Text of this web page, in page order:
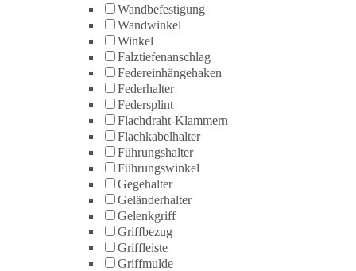
Wandbefestigung
Wandwinkel
Winkel
Falztiefenanschlag
Federeinhängehaken
Federhalter
Federsplint
Flachdraht-Klammern
Flachkabelhalter
Führungshalter
Führungswinkel
Gegehalter
Geländerhalter
Gelenkgriff
Griffbezug
Griffleiste
Griffmulde